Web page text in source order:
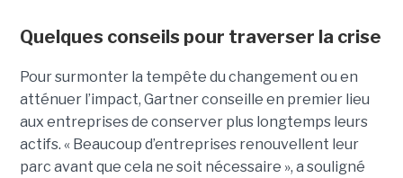
Quelques conseils pour traverser la crise
Pour surmonter la tempête du changement ou en
atténuer l’impact, Gartner conseille en premier lieu
aux entreprises de conserver plus longtemps leurs
actifs. « Beaucoup d’entreprises renouvellent leur
parc avant que cela ne soit nécessaire », a souligné